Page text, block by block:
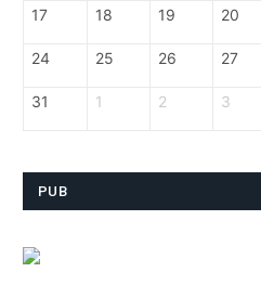
17 18 19 20
24 25 26 27
31 1 2 3
PUB